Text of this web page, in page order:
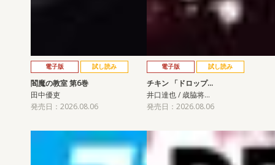
電子版 試し読み
閻魔の教室 第6巻
田中優吏
発売日：2026.08.06
電子版 試し読み
チキン 「ドロップ…
井口達也 / 歳脇将…
発売日：2026.08.06